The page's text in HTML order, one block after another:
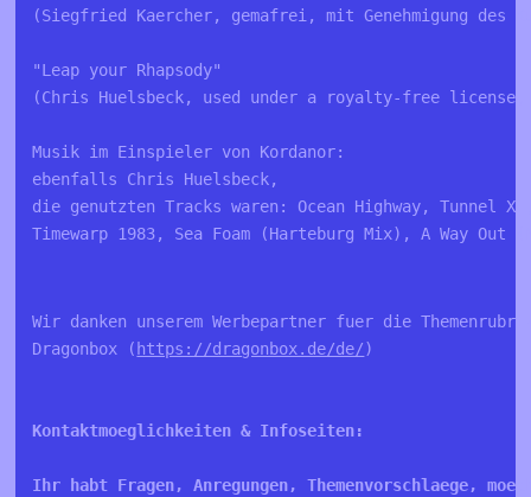
(Siegfried Kaercher, gemafrei, mit Genehmigung des
"Leap your Rhapsody"
(Chris Huelsbeck, used under a royalty-free
Musik im Einspieler von Kordanor:
ebenfalls Chris Huelsbeck,
die genutzten Tracks waren: Ocean Highway, Tunnel
Timewarp 1983, Sea Foam (Harteburg Mix), A Way
Wir danken unserem Werbepartner fuer die
Dragonbox ( https://dragonbox.de/de/)
Kontaktmoeglichkeiten & Infoseiten:
Ihr habt Fragen, Anregungen, Themenvorschlaege,